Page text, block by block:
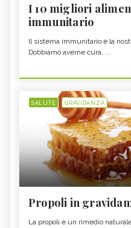
I 10 migliori
immunitario
Il sistema immunitario è la
Dobbiamo averne cura, ...
SALUTE GRAVIDANZA
Propoli in
La propoli è un rimedio